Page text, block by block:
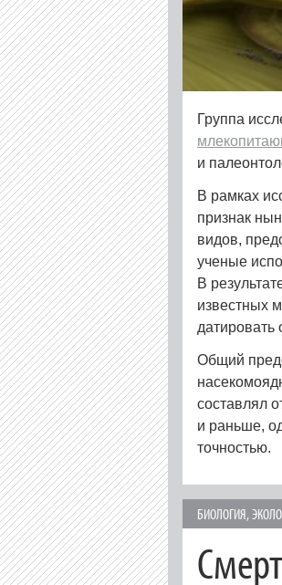
Группа
и
В рамках
признак
видов,
ученые
В
известных
датировать
Общий
составлял
и раньше,
точностью.
БИОЛОГИЯ,